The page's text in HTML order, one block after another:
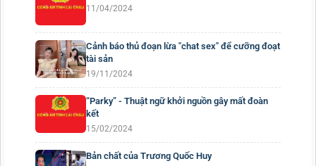
11/04/2024
Cảnh báo thủ đoạn lừa "chat sex" để cưỡng đoạt
tài sản
19/11/2024
“Parky” - Thuật ngữ khởi nguồn gây mất đoàn
kết
15/02/2024
Bản chất của Trương Quốc Huy